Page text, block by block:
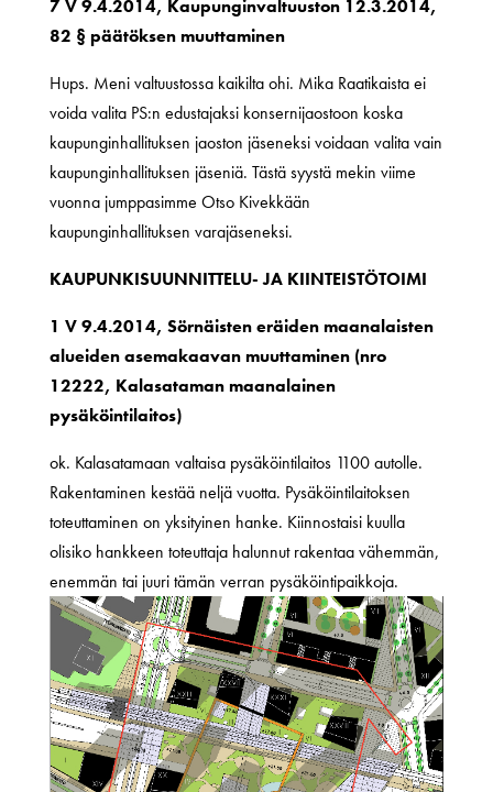
7 V 9.4.2014, Kaupunginvaltuuston 12.3.2014,
82 § päätöksen muuttaminen
Hups. Meni valtuustossa kaikilta ohi. Mika Raatikaista ei
voida valita PS:n edustajaksi konsernijaostoon koska
kaupunginhallituksen jaoston jäseneksi voidaan valita vain
kaupunginhallituksen jäseniä. Tästä syystä mekin viime
vuonna jumppasimme Otso Kivekkään
kaupunginhallituksen varajäseneksi.
KAUPUNKISUUNNITTELU- JA KIINTEISTÖTOIMI
1 V 9.4.2014, Sörnäisten eräiden maanalaisten
alueiden asemakaavan muuttaminen (nro
12222, Kalasataman maanalainen
pysäköintilaitos)
ok. Kalasatamaan valtaisa pysäköintilaitos 1100 autolle.
Rakentaminen kestää neljä vuotta. Pysäköintilaitoksen
toteuttaminen on yksityinen hanke. Kiinnostaisi kuulla
olisiko hankkeen toteuttaja halunnut rakentaa vähemmän,
enemmän tai juuri tämän verran pysäköintipaikkoja.